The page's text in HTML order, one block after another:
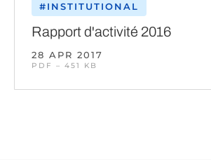
#INSTITUTIONAL
Rapport d'activité 2016
28 APR 2017
PDF – 451 KB